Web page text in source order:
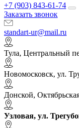
+7 (903) 843-61-74
Заказать звонок
standart-ur@mail.ru
Тула, Центральный
Новомосковск, ул.
Донской,
Узловая, ул.